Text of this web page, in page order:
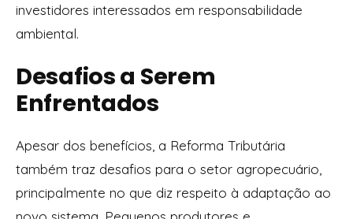
investidores interessados em responsabilidade
ambiental.
Desafios a Serem
Enfrentados
Apesar dos benefícios, a Reforma Tributária
também traz desafios para o setor agropecuário,
principalmente no que diz respeito à adaptação ao